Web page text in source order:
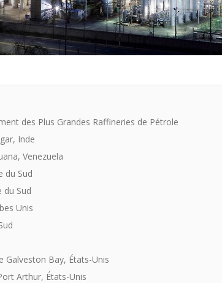
des Plus Grandes Raffineries de Pétrole
Inde
Venezuela
du Sud
du Sud
Unis
Galveston Bay, États-Unis
Arthur, États-Unis